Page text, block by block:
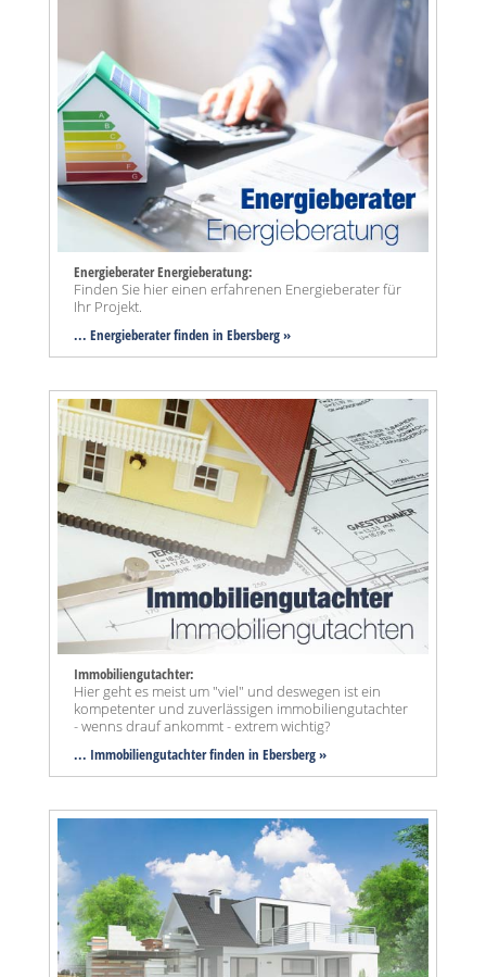
Energieberater Energieberatung:
Finden Sie hier einen erfahrenen Energieberater für
Ihr Projekt.
... Energieberater finden in Ebersberg »
Immobiliengutachter:
Hier geht es meist um "viel" und deswegen ist ein
kompetenter und zuverlässigen immobiliengutachter
- wenns drauf ankommt - extrem wichtig?
... Immobiliengutachter finden in Ebersberg »